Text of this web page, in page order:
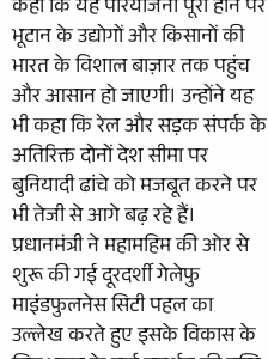
कहा कि यह परियोजना पूरी होने पर
भूटान के उद्योगों और किसानों की
भारत के विशाल बाज़ार तक पहुंच
और आसान हो जाएगी। उन्होंने यह
भी कहा कि रेल और सड़क संपर्क के
अतिरिक्त दोनों देश सीमा पर
बुनियादी ढांचे को मजबूत करने पर
भी तेजी से आगे बढ़ रहे हैं।
प्रधानमंत्री ने महामहिम की ओर से
शुरू की गई दूरदर्शी गेलेफु
माइंडफुलनेस सिटी पहल का
उल्लेख करते हुए इसके विकास के